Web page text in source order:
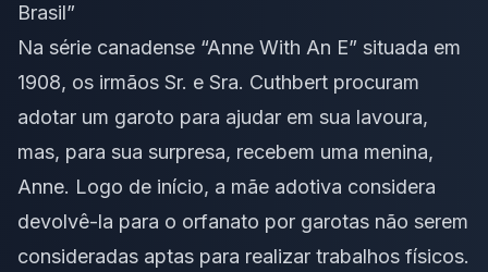
Brasil”
Na série canadense “Anne With An E” situada em
1908, os irmãos Sr. e Sra. Cuthbert procuram
adotar um garoto para ajudar em sua lavoura,
mas, para sua surpresa, recebem uma menina,
Anne. Logo de início, a mãe adotiva considera
devolvê-la para o orfanato por garotas não serem
consideradas aptas para realizar trabalhos físicos.